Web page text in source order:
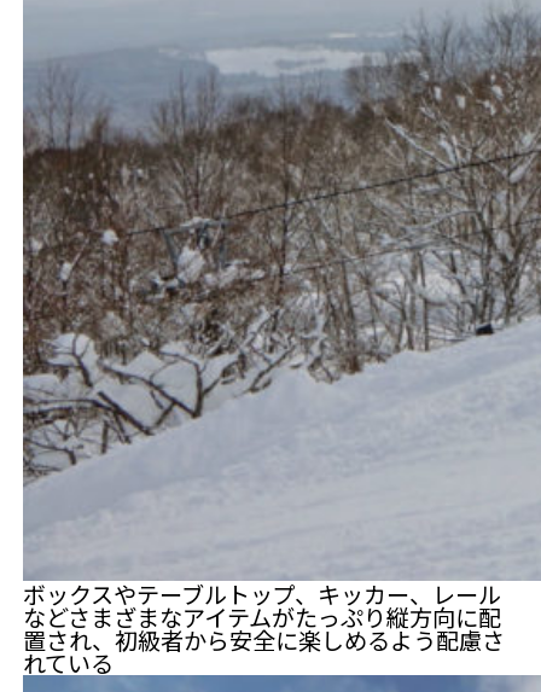
ボックスやテーブルトップ、キッカー、レール
などさまざまなアイテムがたっぷり縦方向に配
置され、初級者から安全に楽しめるよう配慮さ
れている